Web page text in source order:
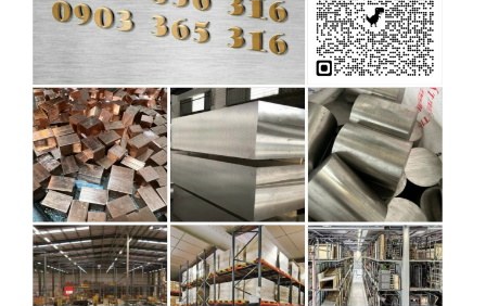
https://www.titaninox.vn/ https://vatlieutitan.vn/
https://www.inox304.vn/ https://www.inox365.vn/ Đặt
hàng online tại: https://inoxdacchung.com
https://kimloaiviet.com/ https://chokimloai.com/
https://kimloai.edu.vn/
20
Aug